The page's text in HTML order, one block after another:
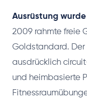
Ausrüstung
2009 rahmte freie
Goldstandard.
ausdrücklich
und heimbasierte